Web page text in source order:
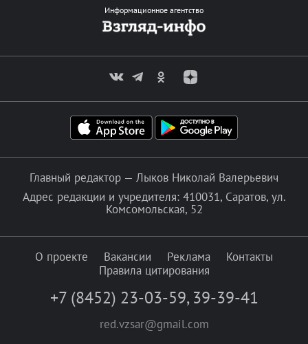
Информационное агентство
Главный редактор — Лыков Николай Валерьевич
Адрес редакции и учредителя: 410031, Саратов, ул.
Комсомольская, 52
О проекте Вакансии Реклама
Контакты
Правила цитирования
+7 (8452) 23-03-59, 39-39-41
red.vzsar@gmail.com